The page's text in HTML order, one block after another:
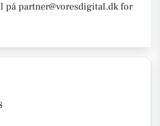
på partner@voresdigital.dk for